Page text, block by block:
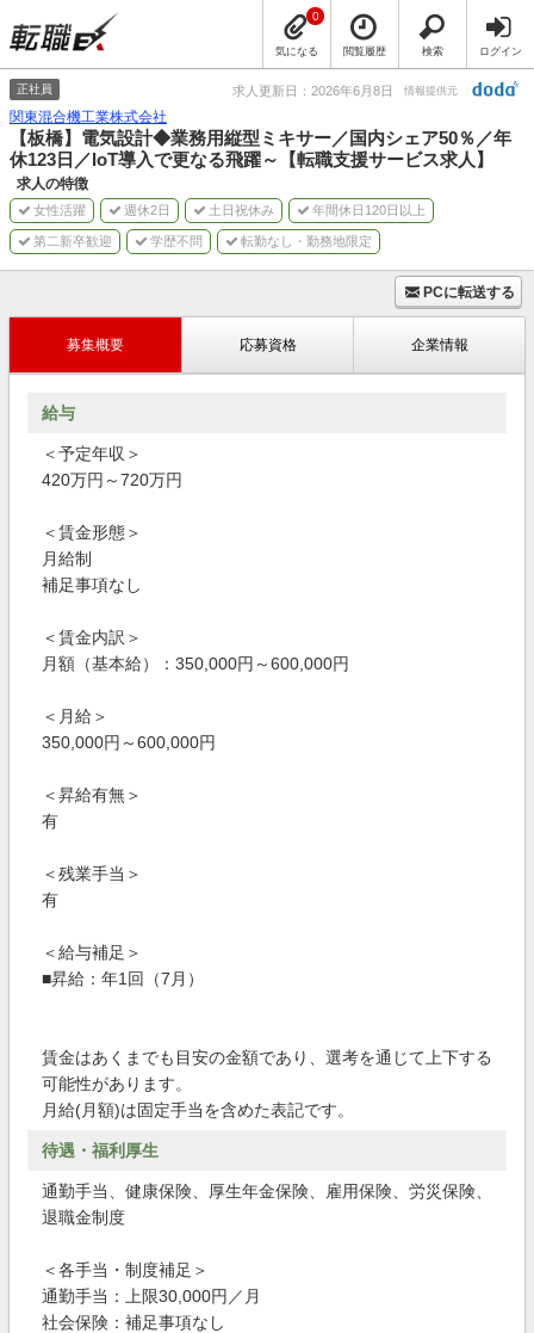
気になる
0
閲覧履歴 検索 ログイン
正社員 求人更新日：2026年6月8日 情報提供元
関東混合機工業株式会社
【板橋】電気設計◆業務用縦型ミキサー／国内シェア50％／年
休123日／IoT導入で更なる飛躍～【転職支援サービス求人】
求人の特徴
女性活躍 週休2日 土日祝休み 年間休日120日以上
第二新卒歓迎 学歴不問 転勤なし・勤務地限定
PCに転送する
募集概要 応募資格 企業情報
給与
＜予定年収＞
420万円～720万円
＜賃金形態＞
月給制
補足事項なし
＜賃金内訳＞
月額（基本給）：350,000円～600,000円
＜月給＞
350,000円～600,000円
＜昇給有無＞
有
＜残業手当＞
有
＜給与補足＞
■昇給：年1回（7月）
賃金はあくまでも目安の金額であり、選考を通じて上下する
可能性があります。
月給(月額)は固定手当を含めた表記です。
待遇・福利厚生
通勤手当、健康保険、厚生年金保険、雇用保険、労災保険、
退職金制度
＜各手当・制度補足＞
通勤手当：上限30,000円／月
社会保険：補足事項なし